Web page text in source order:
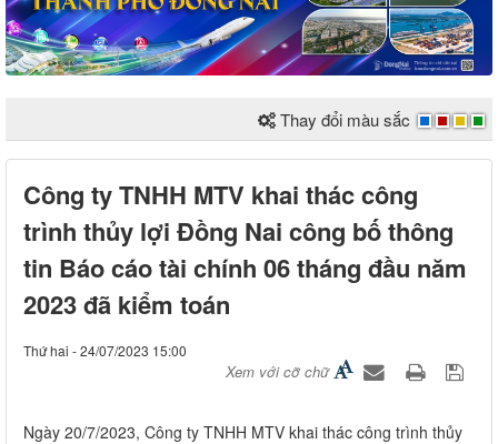
Thay đổi màu sắc
Công ty TNHH MTV khai thác công
trình thủy lợi Đồng Nai công bố thông
tin Báo cáo tài chính 06 tháng đầu năm
2023 đã kiểm toán
Thứ hai - 24/07/2023 15:00
Xem với cỡ chữ
​Ngày 20/7/2023, Công ty TNHH MTV khai thác công trình thủy